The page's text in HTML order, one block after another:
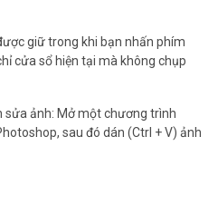
giữ trong khi bạn nhấn phím
cửa sổ hiện tại mà không chụp
sửa ảnh: Mở một chương trình
sau đó dán (Ctrl + V) ảnh